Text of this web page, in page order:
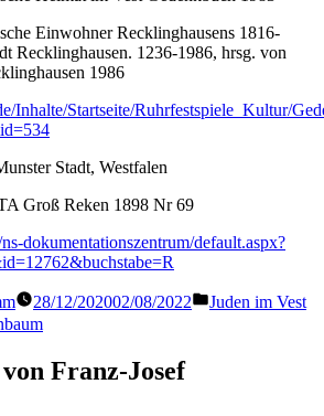
Einwohner Recklinghausens 1816-
Recklinghausen. 1236-1986, hrsg. von
1986
Inhalte/Startseite/Ruhrfestspiele_Kultur/
Stadt, Westfalen
Groß Reken 1898 Nr 69
dokumentationszentrum/default.aspx?
28/12/202002/08/2022
Veröffentlicht
Juden im Vest
Franz-Josef